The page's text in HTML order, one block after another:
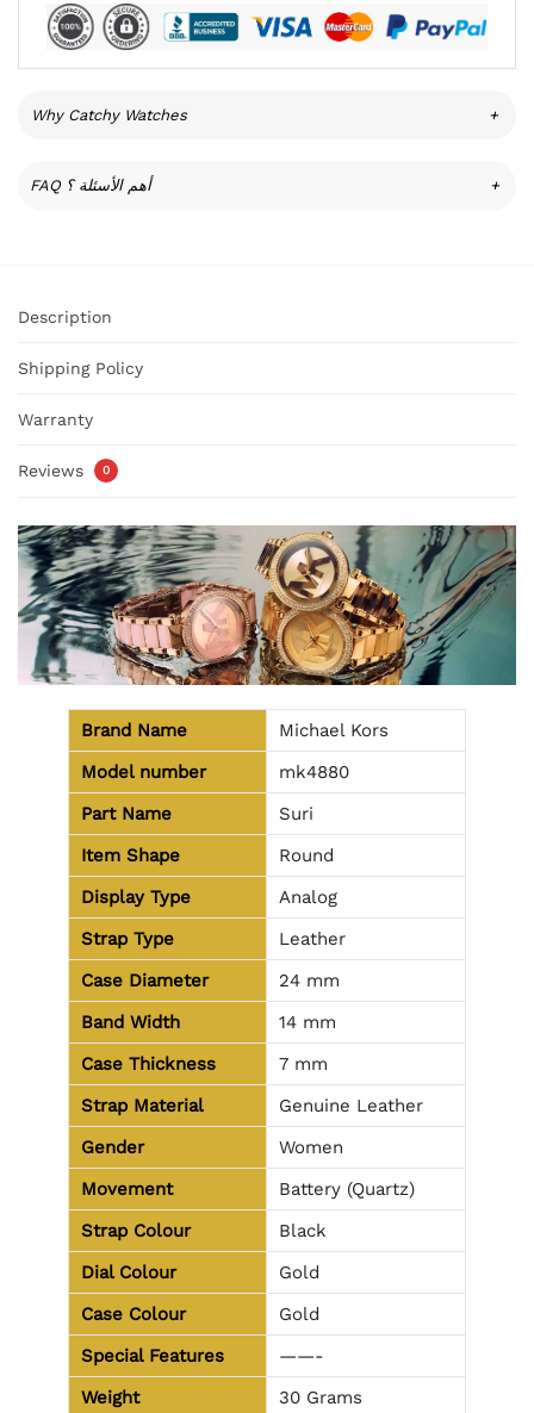
Why Catchy Watches +
FAQ أهم الأسئلة ؟ +
Description
Shipping Policy
Warranty
Reviews 0
Brand Name
Michael Kors
Model number
mk4880
Part Name
Suri
Item Shape
Round
Display Type
Analog
Strap Type
Leather
Case Diameter
24 mm
Band Width
14 mm
Case Thickness
7 mm
Strap Material
Genuine Leather
Gender
Women
Movement
Battery (Quartz)
Strap Colour
Black
Dial Colour
Gold
Case Colour
Gold
Special Features
——-
Weight
30 Grams